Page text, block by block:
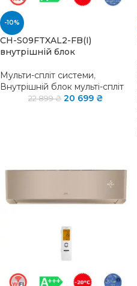
-10%
CH-S09FTXAL2-FB(I)
внутрішній блок
Мульти-спліт системи,
Внутрішній блок мульті-спліт
22 899₴ 20 699 ₴